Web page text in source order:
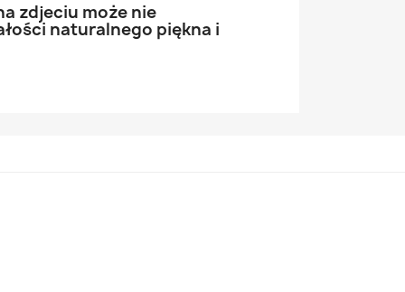
zdjeciu może nie
naturalnego piękna i